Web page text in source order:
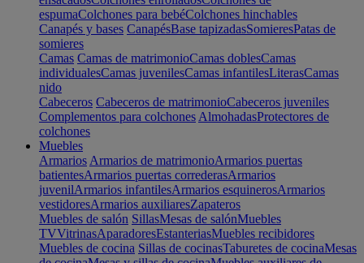
espumaColchones para bebéColchones hinchables
Canapés y bases CanapésBase tapizadasSomieresPatas de
somieres
Camas Camas de matrimonioCamas doblesCamas
individualesCamas juvenilesCamas infantilesLiterasCamas
nido
Cabeceros Cabeceros de matrimonioCabeceros juveniles
Complementos para colchones AlmohadasProtectores de
colchones
Muebles
Armarios Armarios de matrimonioArmarios puertas
batientesArmarios puertas correderasArmarios
juvenilArmarios infantilesArmarios esquinerosArmarios
vestidoresArmarios auxiliaresZapateros
Muebles de salón SillasMesas de salónMuebles
TVVitrinasAparadoresEstanteriasMuebles recibidores
Muebles de cocina Sillas de cocinasTaburetes de cocinaMesas